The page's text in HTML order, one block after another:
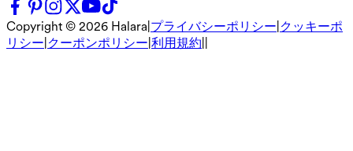
Copyright © 2026 Halara プライバシーポリシー クッキーポ
リシー クーポンポリシー 利用規約